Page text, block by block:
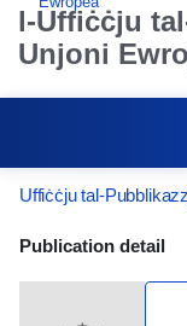
l-Uffiċċju
Unjoni
Uffiċċju tal-
Publication
Publication detail